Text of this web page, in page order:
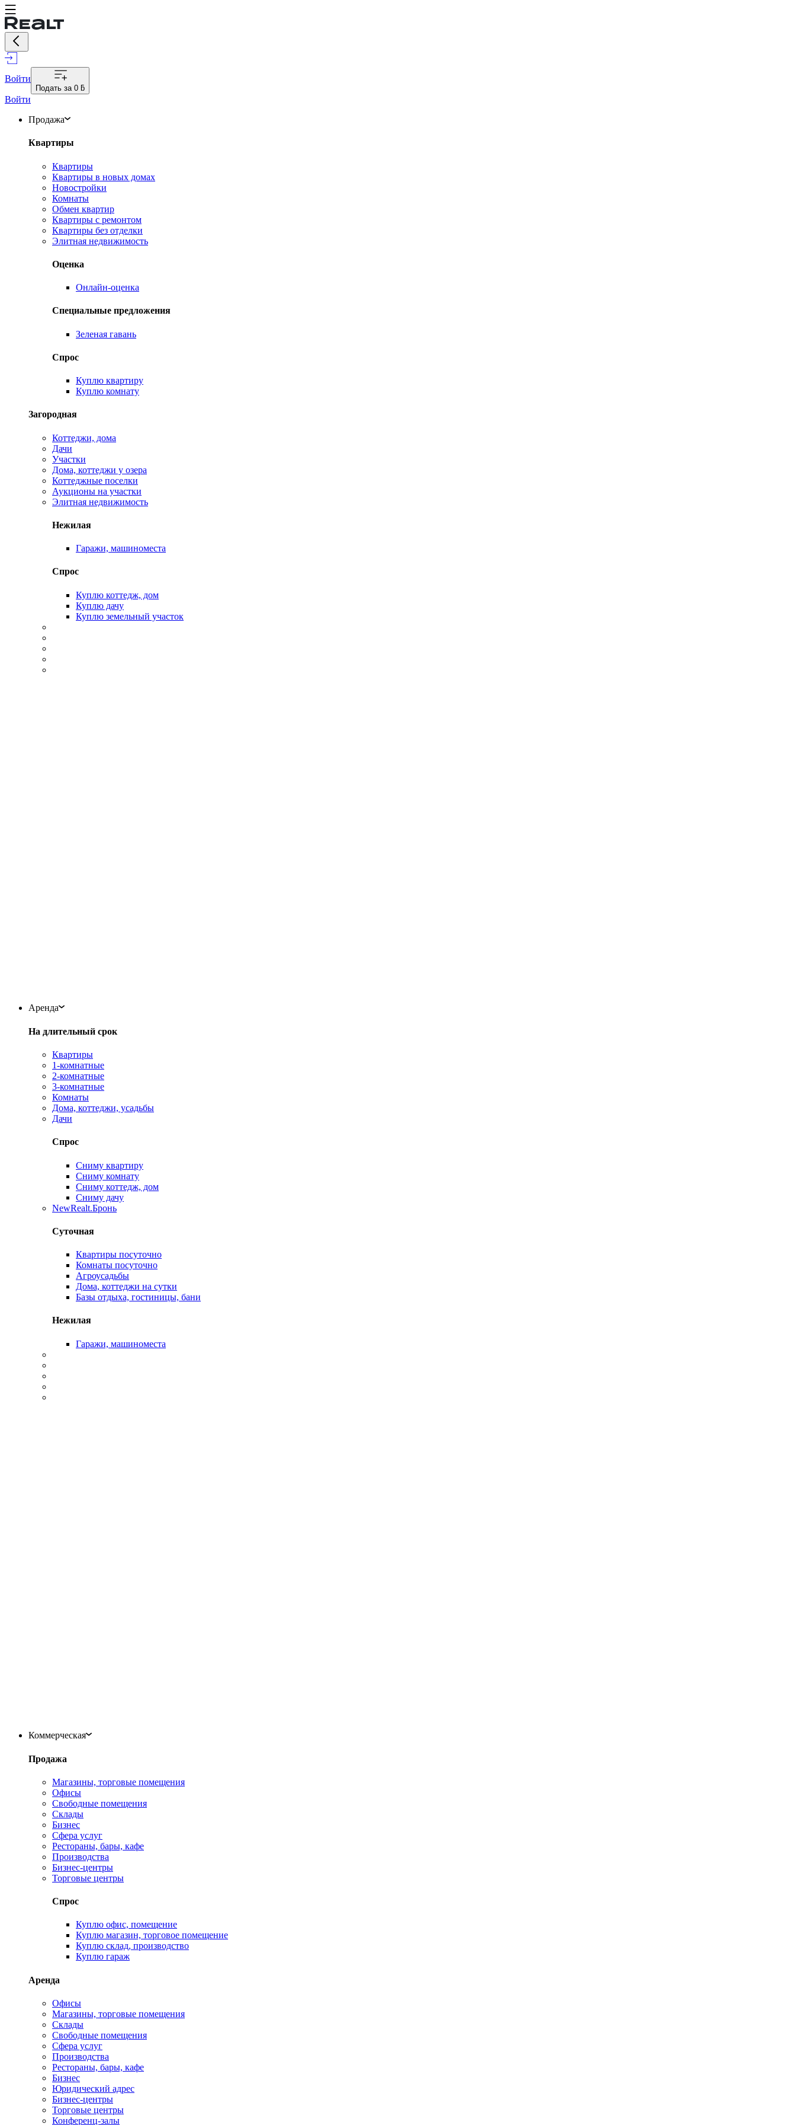
Войти
Подать за 0 ƃ
Войти
Продажа
Квартиры
Квартиры
Квартиры в новых домах
Новостройки
Комнаты
Обмен квартир
Квартиры с ремонтом
Квартиры без отделки
Элитная недвижимость
Оценка
Онлайн-оценка
Специальные предложения
Зеленая гавань
Спрос
Куплю квартиру
Куплю комнату
Загородная
Коттеджи, дома
Дачи
Участки
Дома, коттеджи у озера
Коттеджные поселки
Аукционы на участки
Элитная недвижимость
Нежилая
Гаражи, машиноместа
Спрос
Куплю коттедж, дом
Куплю дачу
Куплю земельный участок
Аренда
На длительный срок
Квартиры
1-комнатные
2-комнатные
3-комнатные
Комнаты
Дома, коттеджи, усадьбы
Дачи
Спрос
Сниму квартиру
Сниму комнату
Сниму коттедж, дом
Сниму дачу
NewRealt.Бронь
Суточная
Квартиры посуточно
Комнаты посуточно
Агроусадьбы
Дома, коттеджи на сутки
Базы отдыха, гостиницы, бани
Нежилая
Гаражи, машиноместа
Коммерческая
Продажа
Магазины, торговые помещения
Офисы
Свободные помещения
Склады
Бизнес
Сфера услуг
Рестораны, бары, кафе
Производства
Бизнес-центры
Торговые центры
Спрос
Куплю офис, помещение
Куплю магазин, торговое помещение
Куплю склад, производство
Куплю гараж
Аренда
Офисы
Магазины, торговые помещения
Склады
Свободные помещения
Сфера услуг
Производства
Рестораны, бары, кафе
Бизнес
Юридический адрес
Бизнес-центры
Торговые центры
Конференц-залы